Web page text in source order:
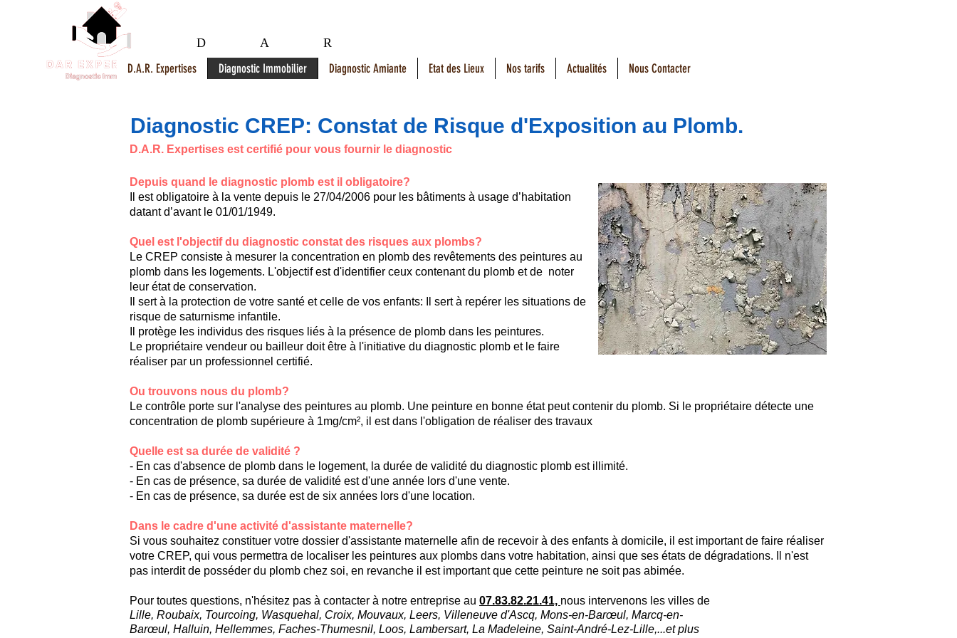
D A R
D.A.R. Expertises Diagnostic Immobilier Diagnostic Amiante Etat des Lieux Nos tarifs Actualités Nous Contacter
Diagnostic CREP: Constat de Risque d'Exposition au Plomb.
D.A.R. Expertises est certifié pour vous fournir le diagnostic
Depuis quand le diagnostic plomb est il obligatoire?
Il est obligatoire à la vente depuis le 27/04/2006 pour les bâtiments à usage d’habitation
datant d’avant le 01/01/1949.
Quel est l'objectif du diagnostic constat des risques aux plombs?
Le CREP consiste à mesurer la concentration en plomb des revêtements des peintures au
plomb dans les logements. L'objectif est d'identifier ceux contenant du plomb et de noter
leur état de conservation.
Il sert à la protection de votre santé et celle de vos enfants: Il sert à repérer les situations de
risque de saturnisme infantile.
Il protège les individus des risques liés à la présence de plomb dans les peintures.
Le propriétaire vendeur ou bailleur doit être à l'initiative du diagnostic plomb et le faire
réaliser par un professionnel certifié.
Ou trouvons nous du plomb?
Le contrôle porte sur l'analyse des peintures au plomb. Une peinture en bonne état peut contenir du plomb. Si le propriétaire détecte une
concentration de plomb supérieure à 1mg/cm², il est dans l'obligation de réaliser des travaux
Quelle est sa durée de validité ?
- En cas d'absence de plomb dans le logement, la durée de validité du diagnostic plomb est illimité.
- En cas de présence, sa durée de validité est d'une année lors d'une vente.
- En cas de présence, sa durée est de six années lors d'une location.
Dans le cadre d'une activité d'assistante maternelle?
Si vous souhaitez constituer votre dossier d'assistante maternelle afin de recevoir à des enfants à domicile, il est important de faire réaliser
votre CREP, qui vous permettra de localiser les peintures aux plombs dans votre habitation, ainsi que ses états de dégradations. Il n'est
pas interdit de posséder du plomb chez soi, en revanche il est important que cette peinture ne soit pas abimée.
Pour toutes questions, n'hésitez pas à contacter à notre entreprise au 07.83.82.21.41, nous intervenons les villes de
Lille, Roubaix, Tourcoing, Wasquehal, Croix, Mouvaux, Leers, Villeneuve d'Ascq, Mons-en-Barœul, Marcq-en-
Barœul, Halluin, Hellemmes, Faches-Thumesnil, Loos, Lambersart, La Madeleine, Saint-André-Lez-Lille,...et plus